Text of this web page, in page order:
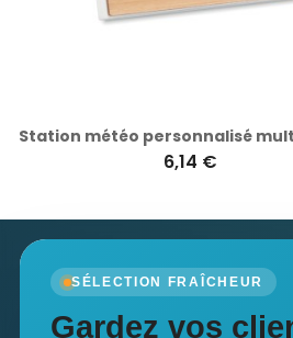
6,14 €
SÉLECTION FRAÎCHEUR
Gardez vos
Newsletter